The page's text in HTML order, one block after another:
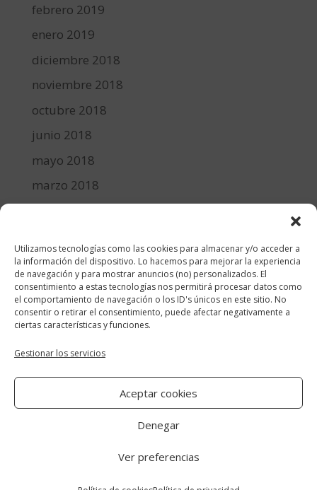
Utilizamos tecnologías como las cookies para almacenar y/o acceder a
la información del dispositivo. Lo hacemos para mejorar la experiencia
de navegación y para mostrar anuncios (no) personalizados. El
consentimiento a estas tecnologías nos permitirá procesar datos como
el comportamiento de navegación o los ID's únicos en este sitio. No
consentir o retirar el consentimiento, puede afectar negativamente a
ciertas características y funciones.
Gestionar los servicios
Aceptar cookies
Denegar
Ver preferencias
febrero 2019
enero 2019
diciembre 2018
noviembre 2018
octubre 2018
junio 2018
mayo 2018
marzo 2018
diciembre 2017
Categorías
cocina y recetas
general
lifestyle
manualidades-diy